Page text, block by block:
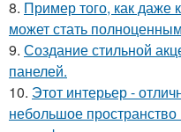
8. Пример того, как даже
может стать
9. Создание стильной
панелей.
10. Этот интерьер -
небольшое